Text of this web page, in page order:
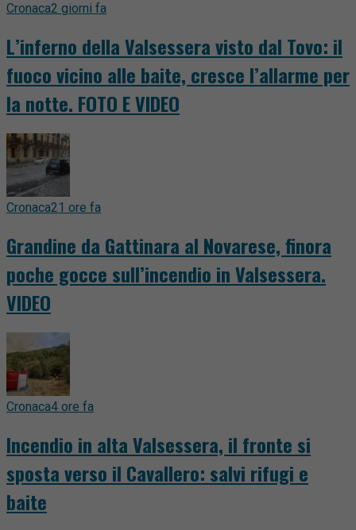
Cronaca2 giorni fa
L’inferno della Valsessera visto dal Tovo: il
fuoco vicino alle baite, cresce l’allarme per
la notte. FOTO E VIDEO
Cronaca21 ore fa
Grandine da Gattinara al Novarese, finora
poche gocce sull’incendio in Valsessera.
VIDEO
Cronaca4 ore fa
Incendio in alta Valsessera, il fronte si
sposta verso il Cavallero: salvi rifugi e
baite